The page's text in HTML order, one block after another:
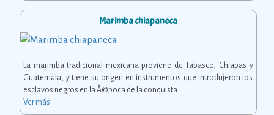
Marimba chiapaneca
La marimba tradicional mexicana proviene de Tabasco, Chiapas y
Guatemala, y tiene su origen en instrumentos que introdujeron los
esclavos negros en la Ã©poca de la conquista.
Ver más